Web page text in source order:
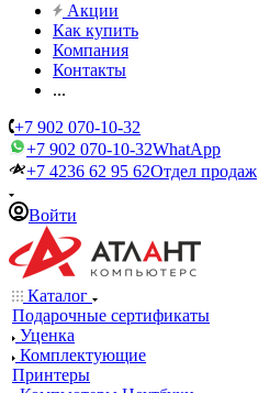
Акции
Как купить
Компания
Контакты
...
+7 902 070-10-32
+7 902 070-10-32WhatApp
+7 4236 62 95 62Отдел продаж
Войти
Каталог
Подарочные сертификаты
Уценка
Комплектующие
Принтеры